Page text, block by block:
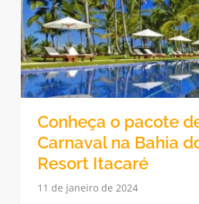
Conheça o pacote
Carnaval na Bahia
Resort Itacaré
11 de janeiro de 2024